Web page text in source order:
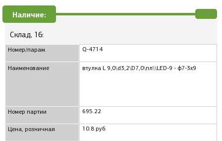
Наличие:
Склад, 16:
Номер/парам.
Наименование
Номер партии
Цена, розничная
Q-4714
втулка L 9,0\d3,2\D7,0\пл\\LED-9 - ф7-3x9
695.22
10.8 руб.